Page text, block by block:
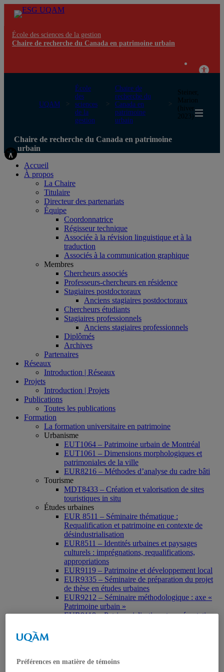
École des sciences de la gestion
Chaire de recherche du Canada en patrimoine urbain
UQAM
École
des
sciences
de la
gestion
Chaire de
recherche du
Canada en
patrimoine
urbain
Steiner,
Marion
(hiver
2023)
Chaire de recherche du Canada en patrimoine
urbain
Accueil
À propos
La Chaire
Titulaire
Directeur des partenariats
Équipe
Coordonnatrice
Régisseur technique
Associée à la révision linguistique et à la
traduction
Associés à la communication graphique
Membres
Chercheurs associés
Professeurs-chercheurs en résidence
Stagiaires postdoctoraux
Anciens stagiaires postdoctoraux
Chercheurs étudiants
Stagiaires professionnels
Anciens stagiaires professionnels
Diplômés
Archives
Partenaires
Réseaux
Introduction | Réseaux
Projets
Introduction | Projets
Publications
Toutes les publications
Formation
La formation universitaire en patrimoine
Urbanisme
EUT1064 – Patrimoine urbain de Montréal
EUT1061 – Dimensions morphologiques et
patrimoniales de la ville
EUR8216 – Méthodes d’analyse du cadre bâti
Tourisme
MDT8433 – Création et valorisation de sites
touristiques in situ
Études urbaines
EUR 8511 – Séminaire thématique :
Requalification et patrimoine en contexte de
désindustrialisation
EUR8511 – Identités urbaines et paysages
culturels : imprégnations, requalifications,
appropriations
EUR9119 – Patrimoine et développement local
EUR9335 – Séminaire de préparation du projet
de thèse en études urbaines
EUR9212 – Séminaire méthodologique : axe «
Patrimoine urbain »
EUR9118 – Patrimonialisation et représentations
Muséologie, médiation et patrimoine
HAR2644 – Animation, communications,
Préférences en matière de témoins